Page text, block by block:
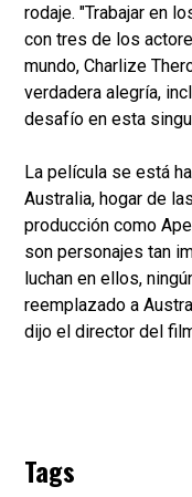
rodaje. "Trabajar en
con tres de los
mundo, Charlize
verdadera alegría,
desafío en esta
La película se está
Australia, hogar de
producción como
son personajes tan
luchan en ellos,
reemplazado a
dijo el director del
Tags